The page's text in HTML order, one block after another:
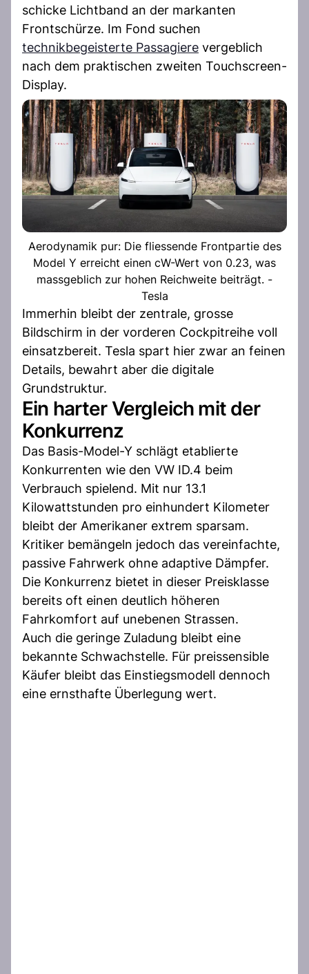
schicke Lichtband an der markanten
Frontschürze. Im Fond suchen
technikbegeisterte Passagiere vergeblich
nach dem praktischen zweiten Touchscreen-
Display.
Aerodynamik pur: Die fliessende Frontpartie des
Model Y erreicht einen cW-Wert von 0.23, was
massgeblich zur hohen Reichweite beiträgt. -
Tesla
Immerhin bleibt der zentrale, grosse
Bildschirm in der vorderen Cockpitreihe voll
einsatzbereit. Tesla spart hier zwar an feinen
Details, bewahrt aber die digitale
Grundstruktur.
Ein harter Vergleich mit der
Konkurrenz
Das Basis-Model-Y schlägt etablierte
Konkurrenten wie den VW ID.4 beim
Verbrauch spielend. Mit nur 13.1
Kilowattstunden pro einhundert Kilometer
bleibt der Amerikaner extrem sparsam.
Kritiker bemängeln jedoch das vereinfachte,
passive Fahrwerk ohne adaptive Dämpfer.
Die Konkurrenz bietet in dieser Preisklasse
bereits oft einen deutlich höheren
Fahrkomfort auf unebenen Strassen.
Auch die geringe Zuladung bleibt eine
bekannte Schwachstelle. Für preissensible
Käufer bleibt das Einstiegsmodell dennoch
eine ernsthafte Überlegung wert.